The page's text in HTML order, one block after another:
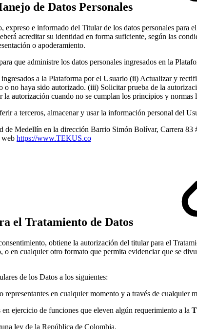
de Datos Personales
e informado del Titular de los datos personales para
acreditar su identidad en forma suficiente, según las
o apoderamiento.
que administre los datos personales ingresados en la
ingresados a la Plataforma por el Usuario (ii) Actualizar y
o no haya sido autorizado. (iii) Solicitar prueba de la
autorización cuando no se cumplan los principios y normas
a terceros, almacenar y usar la información personal del
de Medellín en la dirección Barrio Simón Bolívar, Carrera
web https://www.TEKUS.co
el Tratamiento de Datos
obtiene la autorización del titular para el
en cualquier otro formato que permita evidenciar que se
de los Datos a los siguientes:
en cualquier momento y a través de cualquier
de funciones que eleven algún requerimiento a la
ley de la República de Colombia.